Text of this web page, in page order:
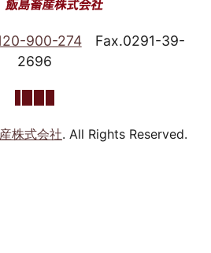
900-274
Fax.0291-39-
2696
株式会社. All Rights Reserved.